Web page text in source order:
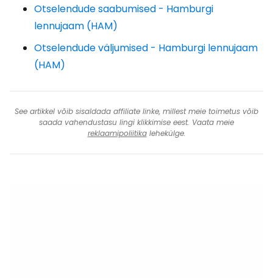
Otselendude saabumised - Hamburgi
lennujaam (HAM)
Otselendude väljumised - Hamburgi lennujaam
(HAM)
See artikkel võib sisaldada affiliate linke, millest meie toimetus võib
saada vahendustasu lingi klikkimise eest. Vaata meie
reklaamipoliitikalehekülge.